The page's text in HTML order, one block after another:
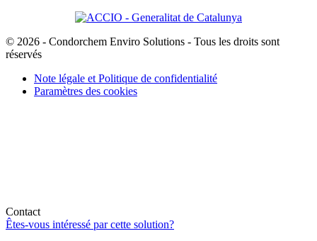
© 2026 - Condorchem Enviro Solutions - Tous les droits sont
réservés
Note légale et Politique de confidentialité
Paramètres des cookies
Contact
Êtes-vous intéressé par cette solution?